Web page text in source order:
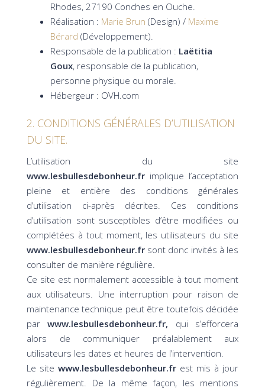
Rhodes, 27190 Conches en Ouche.
Réalisation : Marie Brun (Design) / Maxime
Bérard (Développement).
Responsable de la publication : Laëtitia
Goux, responsable de la publication,
personne physique ou morale.
Hébergeur : OVH.com
2. CONDITIONS GÉNÉRALES D’UTILISATION
DU SITE.
L’utilisation du site
www.lesbullesdebonheur.fr implique l’acceptation
pleine et entière des conditions générales
d’utilisation ci-après décrites. Ces conditions
d’utilisation sont susceptibles d’être modifiées ou
complétées à tout moment, les utilisateurs du site
www.lesbullesdebonheur.fr sont donc invités à les
consulter de manière régulière.
Ce site est normalement accessible à tout moment
aux utilisateurs. Une interruption pour raison de
maintenance technique peut être toutefois décidée
parwww.lesbullesdebonheur.fr, qui s’efforcera
alors de communiquer préalablement aux
utilisateurs les dates et heures de l’intervention.
Le site www.lesbullesdebonheur.fr est mis à jour
régulièrement. De la même façon, les mentions